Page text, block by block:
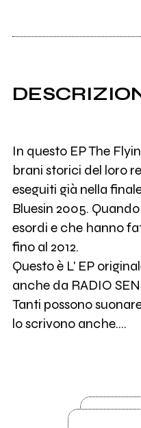
In questo EP The
brani storici del loro
eseguiti già nella
Bluesin 2005.
esordi e che hanno
fino al 2012.
Questo è L' EP
anche da RADIO
Tanti possono
lo scrivono anche....